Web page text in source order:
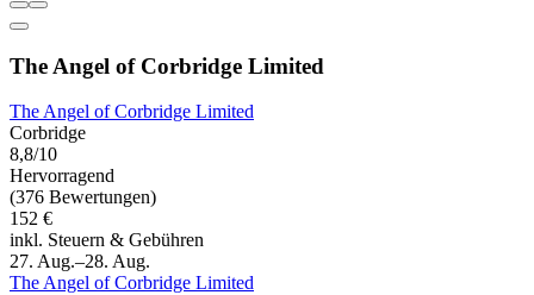
The Angel of Corbridge Limited
The Angel of Corbridge Limited
Corbridge
8,8/10
Hervorragend
(376 Bewertungen)
152 €
inkl. Steuern & Gebühren
27. Aug.–28. Aug.
The Angel of Corbridge Limited